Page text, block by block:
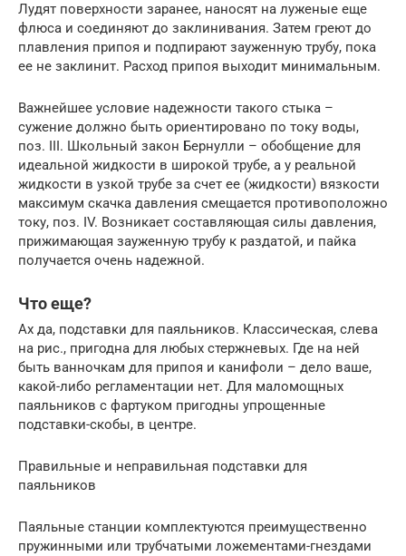
Лудят поверхности заранее, наносят на луженые еще
флюса и соединяют до заклинивания. Затем греют до
плавления припоя и подпирают зауженную трубу, пока
ее не заклинит. Расход припоя выходит минимальным.
Важнейшее условие надежности такого стыка –
сужение должно быть ориентировано по току воды,
поз. III. Школьный закон Бернулли – обобщение для
идеальной жидкости в широкой трубе, а у реальной
жидкости в узкой трубе за счет ее (жидкости) вязкости
максимум скачка давления смещается противоположно
току, поз. IV. Возникает составляющая силы давления,
прижимающая зауженную трубу к раздатой, и пайка
получается очень надежной.
Что еще?
Ах да, подставки для паяльников. Классическая, слева
на рис., пригодна для любых стержневых. Где на ней
быть ванночкам для припоя и канифоли – дело ваше,
какой-либо регламентации нет. Для маломощных
паяльников с фартуком пригодны упрощенные
подставки-скобы, в центре.
Правильные и неправильная подставки для
паяльников
Паяльные станции комплектуются преимущественно
пружинными или трубчатыми ложементами-гнездами